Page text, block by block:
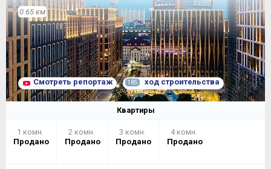
0.65 км
Смотреть репортаж 185 ход строительства
Квартиры
1 комн.
Продано
2 комн.
Продано
3 комн.
Продано
4 комн.
Продано